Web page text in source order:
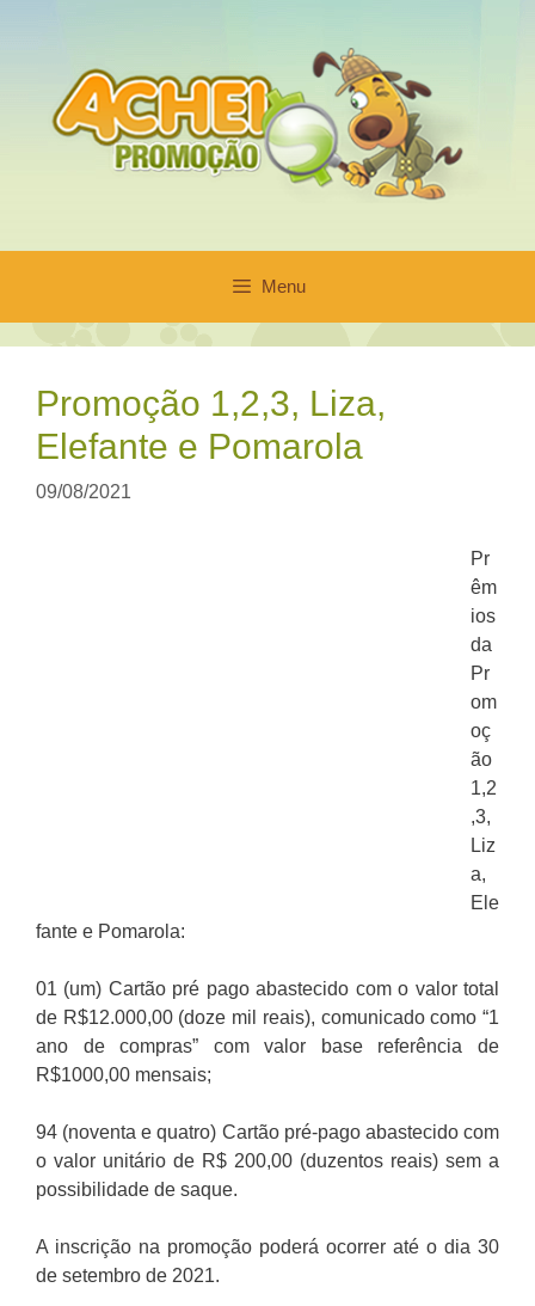
conteúdo
Menu
Promoção 1,2,3, Liza,
Elefante e Pomarola
09/08/2021
Pr
êm
ios
da
Pr
om
oç
ão
1,2
,3,
Liz
a,
Ele
fante e Pomarola:
01 (um) Cartão pré pago abastecido com o valor total
de R$12.000,00 (doze mil reais), comunicado como “1
ano de compras” com valor base referência de
R$1000,00 mensais;
94 (noventa e quatro) Cartão pré-pago abastecido com
o valor unitário de R$ 200,00 (duzentos reais) sem a
possibilidade de saque.
A inscrição na promoção poderá ocorrer até o dia 30
de setembro de 2021.